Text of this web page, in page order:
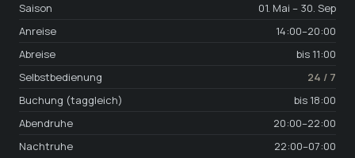
Saison
01. Mai – 30. Sep
Anreise
14:00–20:00
Abreise
bis 11:00
Selbstbedienung
24 / 7
Buchung (taggleich)
bis 18:00
Abendruhe
20:00–22:00
Nachtruhe
22:00–07:00